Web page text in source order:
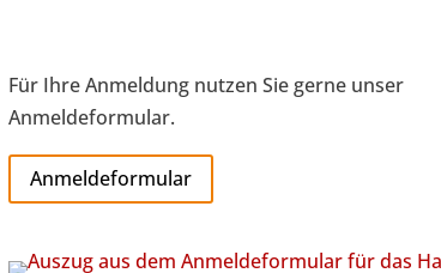
Für Ihre Anmeldung nutzen Sie gerne unser
Anmeldeformular.
Anmeldeformular